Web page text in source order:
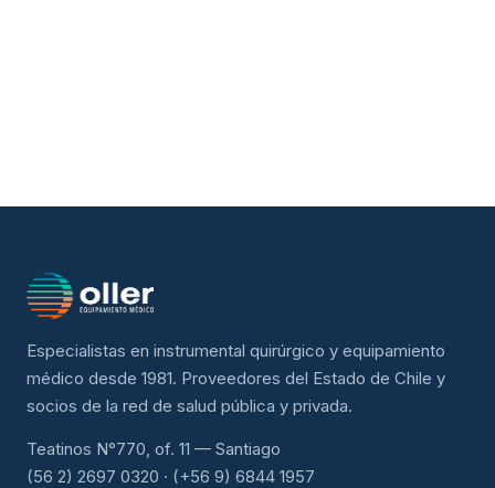
Especialistas en instrumental quirúrgico y equipamiento
médico desde 1981. Proveedores del Estado de Chile y
socios de la red de salud pública y privada.
Teatinos N°770, of. 11 — Santiago
(56 2) 2697 0320 · (+56 9) 6844 1957